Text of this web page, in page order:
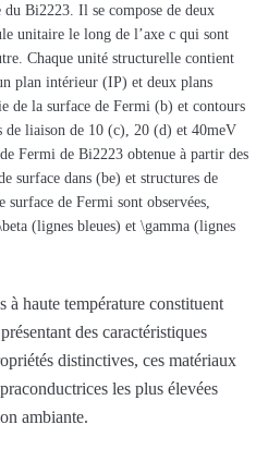
Bi2223. Il se compose de deux
unitaire le long de l’axe c qui sont
Chaque unité structurelle contient
plan intérieur (IP) et deux plans
de la surface de Fermi (b) et contours
de liaison de 10 (c), 20 (d) et 40meV
Fermi de Bi2223 obtenue à partir des
surface dans (be) et structures de
surface de Fermi sont observées,
(lignes bleues) et \gamma (lignes
à haute température constituent
des caractéristiques
distinctives, ces matériaux
les plus élevées
ambiante.